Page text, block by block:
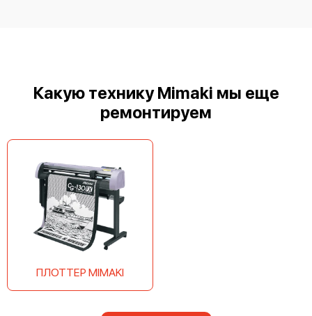
Mimaki CF2-0912 RC-S
Какую технику Mimaki мы еще
ремонтируем
ПЛОТТЕР MIMAKI